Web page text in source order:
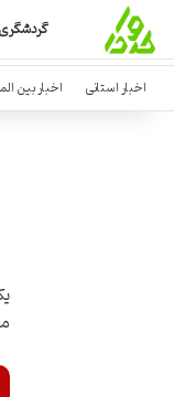
گردشگری
اخبار استانی اخبار بین